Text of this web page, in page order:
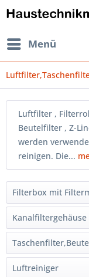
Menü
Luftfilter ,
Beutelfilter , Z-
werden
reinigen. Die...
Filterbox mit
Luftreiniger